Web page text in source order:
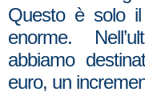
Questo è solo
enorme.
abbiamo
euro, un